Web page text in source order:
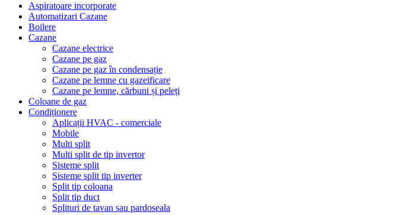
Aspiratoare incorporate
Automatizari Cazane
Boilere
Cazane
Cazane electrice
Cazane pe gaz
Cazane pe gaz în condensație
Cazane pe lemne cu gazeificare
Cazane pe lemne, cărbuni și peleți
Coloane de gaz
Condiționere
Aplicații HVAC - comerciale
Mobile
Multi split
Multi split de tip invertor
Sisteme split
Sisteme split tip inverter
Split tip coloana
Split tip duct
Splituri de tavan sau pardoseala